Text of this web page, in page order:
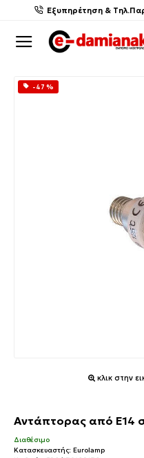
Εξυπηρέτηση &
-47 %
κλικ στην
Αντάπτορας από E14
Διαθέσιμο
Κατασκευαστής: Eurolamp